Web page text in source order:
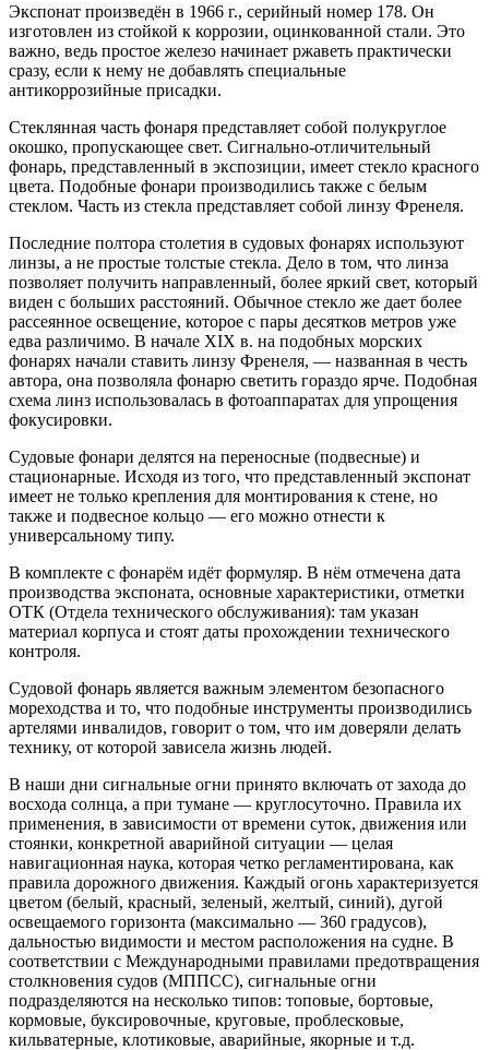
Экспонат произведён в 1966 г., серийный номер 178. Он
изготовлен из стойкой к коррозии, оцинкованной стали. Это
важно, ведь простое железо начинает ржаветь практически
сразу, если к нему не добавлять специальные
антикоррозийные присадки.
Стеклянная часть фонаря представляет собой полукруглое
окошко, пропускающее свет. Сигнально-отличительный
фонарь, представленный в экспозиции, имеет стекло красного
цвета. Подобные фонари производились также с белым
стеклом. Часть из стекла представляет собой линзу Френеля.
Последние полтора столетия в судовых фонарях используют
линзы, а не простые толстые стекла. Дело в том, что линза
позволяет получить направленный, более яркий свет, который
виден с больших расстояний. Обычное стекло же дает более
рассеянное освещение, которое с пары десятков метров уже
едва различимо. В начале XIX в. на подобных морских
фонарях начали ставить линзу Френеля, — названная в честь
автора, она позволяла фонарю светить гораздо ярче. Подобная
схема линз использовалась в фотоаппаратах для упрощения
фокусировки.
Судовые фонари делятся на переносные (подвесные) и
стационарные. Исходя из того, что представленный экспонат
имеет не только крепления для монтирования к стене, но
также и подвесное кольцо — его можно отнести к
универсальному типу.
В комплекте с фонарём идёт формуляр. В нём отмечена дата
производства экспоната, основные характеристики, отметки
ОТК (Отдела технического обслуживания): там указан
материал корпуса и стоят даты прохождении технического
контроля.
Судовой фонарь является важным элементом безопасного
мореходства и то, что подобные инструменты производились
артелями инвалидов, говорит о том, что им доверяли делать
технику, от которой зависела жизнь людей.
В наши дни сигнальные огни принято включать от захода до
восхода солнца, а при тумане — круглосуточно. Правила их
применения, в зависимости от времени суток, движения или
стоянки, конкретной аварийной ситуации — целая
навигационная наука, которая четко регламентирована, как
правила дорожного движения. Каждый огонь характеризуется
цветом (белый, красный, зеленый, желтый, синий), дугой
освещаемого горизонта (максимально — 360 градусов),
дальностью видимости и местом расположения на судне. В
соответствии с Международными правилами предотвращения
столкновения судов (МППСС), сигнальные огни
подразделяются на несколько типов: топовые, бортовые,
кормовые, буксировочные, круговые, проблесковые,
кильватерные, клотиковые, аварийные, якорные и т.д.